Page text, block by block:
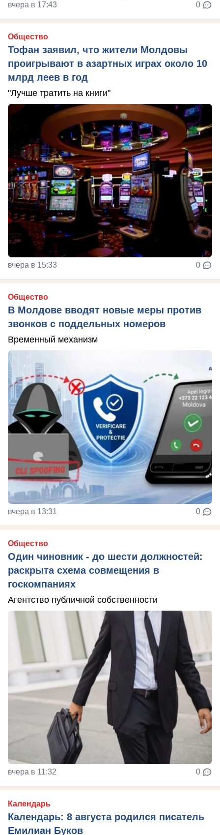
вчера в 17:43 0
Общество
Тофан заявил, что жители Молдовы
проигрывают в азартных играх около 10
млрд леев в год
"Лучше тратить на книги"
вчера в 15:33 0
Общество
В Молдове вводят новые меры против
звонков с поддельных номеров
Временный механизм
вчера в 13:31 0
Общество
Один чиновник - до шести должностей:
раскрыта схема совмещения в
госкомпаниях
Агентство публичной собственности
вчера в 11:32 0
Календарь
Календарь: 8 августа родился писатель
Емилиан Буков